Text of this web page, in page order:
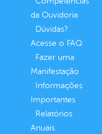
da Ouvidoria
Dúvidas?
Acesse o FAQ
Fazer uma
Manifestação
Informações
Importantes
Relatórios
Anuais